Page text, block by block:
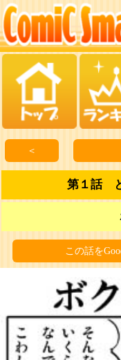
＜
第１話
この話を